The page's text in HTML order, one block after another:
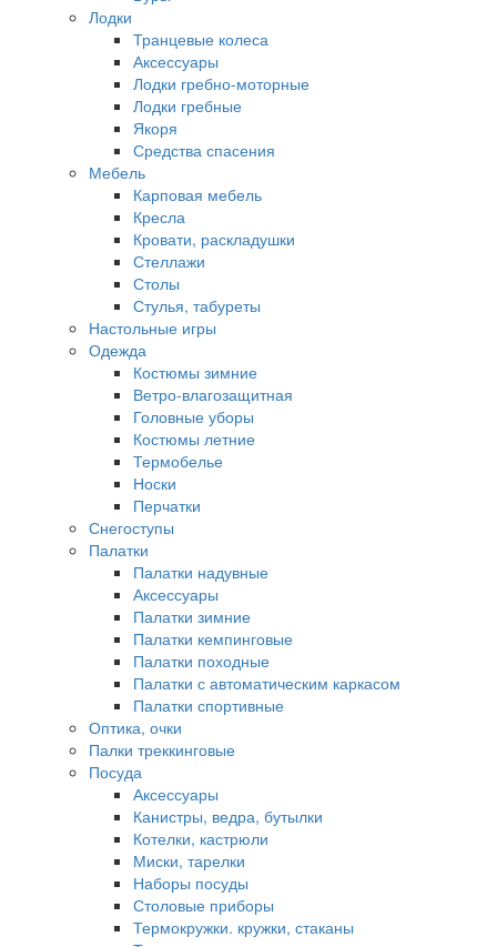
Лодки
Транцевые колеса
Аксессуары
Лодки гребно-моторные
Лодки гребные
Якоря
Средства спасения
Мебель
Карповая мебель
Кресла
Кровати, раскладушки
Стеллажи
Столы
Стулья, табуреты
Настольные игры
Одежда
Костюмы зимние
Ветро-влагозащитная
Головные уборы
Костюмы летние
Термобелье
Носки
Перчатки
Снегоступы
Палатки
Палатки надувные
Аксессуары
Палатки зимние
Палатки кемпинговые
Палатки походные
Палатки с автоматическим каркасом
Палатки спортивные
Оптика, очки
Палки треккинговые
Посуда
Аксессуары
Канистры, ведра, бутылки
Котелки, кастрюли
Миски, тарелки
Наборы посуды
Столовые приборы
Термокружки. кружки, стаканы